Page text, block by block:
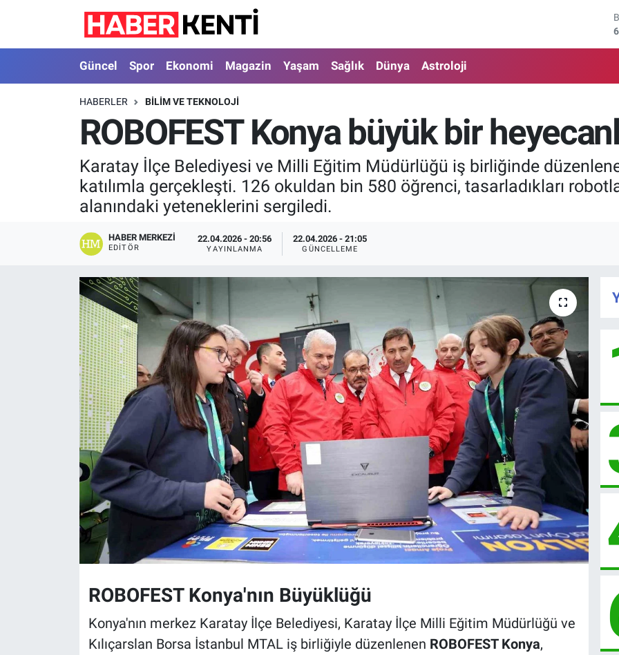
Güncel Spor Ekonomi Magazin Yaşam Sağlık Dünya Astroloji
HABERLER BILIM VE TEKNOLOJI
ROBOFEST Konya büyük bir
Karatay İlçe Belediyesi ve Milli Eğitim Müdürlüğü iş birliğinde
katılımla gerçekleşti. 126 okuldan bin 580 öğrenci, tasarladıkları
alanındaki yeteneklerini sergiledi.
HABER MERKEZI
EDITÖR
22.04.2026 - 20:56
YAYINLANMA
22.04.2026 - 21:05
GÜNCELLEME
ROBOFEST Konya'nın Büyüklüğü
Konya'nın merkez Karatay İlçe Belediyesi, Karatay İlçe Milli Eğitim Müdürlüğü ve
Kılıçarslan Borsa İstanbul MTAL iş birliğiyle düzenlenen ROBOFEST Konya,
Güncel
Spor
Ekonomi
Magazin
Astroloji
Nöbetçi Eczaneler
Hava Durumu
İstanbul Namaz Vakitleri
Trafik Durumu
Süper Lig Puan Durumu ve Fikstür
Tüm Manşetler
Haber Arşivi